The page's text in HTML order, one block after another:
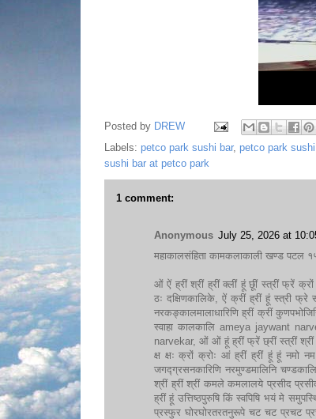
Posted by DREW
Labels: petco park sushi bar, petco park
sushi bar at petco park
1 comment:
Anonymous July 25, 2026 at
महाकालसंहिता कामकलाकाली खण्ड पटल
ओं ऐं ह्रीं श्रीं ह्रीं क्लीं हूं छूीं स्त्रीं फ्रें क्रों
ठः दक्षिणकालिके, ऐं क्रीं ह्रीं हूं स्त्री
नरकङ्कालमालाधारिणि ह्रीं क्रीं
स्वाहा कालकालि ameya jaywant
narvekar, ओं ओं हूं ह्रीं फ्रें छ्रीं स्त्रीं श्रीं क्रों
क्ष क्षः क्रों क्रोः आं ह्रीं ह्रीं हूं हूं नमो
जगद्ग्रसनकारिणि नरमुण्डमालिनि
श्रीं ह्रीं श्रीं कमले कमलालये प्रसीद प्रसीद
ह्रीं हूं उत्तिष्ठपुरुषि किं स्वपिषि भयं मे
प्रस्फुर घोरघोरतरतनुरूपे चट चट प्रचट